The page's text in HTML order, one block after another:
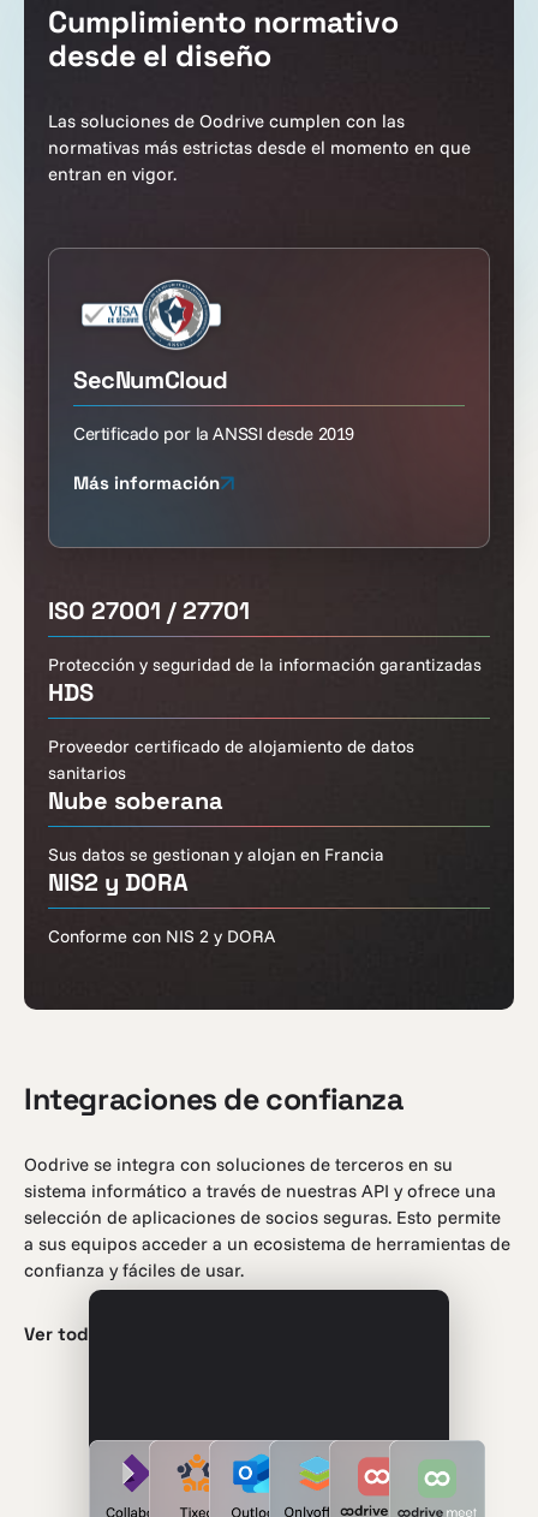
Cumplimiento normativo
desde el diseño
Las soluciones de Oodrive cumplen con las
normativas más estrictas desde el momento en que
entran en vigor.
ISO 27001 / 27701
Protección y seguridad de la información garantizadas
HDS
Proveedor certificado de alojamiento de datos
sanitarios
Nube soberana
Sus datos se gestionan y alojan en Francia
NIS2 y DORA
Conforme con NIS 2 y DORA
SecNumCloud
Certificado por la ANSSI desde 2019
Más información
Integraciones de confianza
Oodrive se integra con soluciones de terceros en su
sistema informático a través de nuestras API y ofrece una
selección de aplicaciones de socios seguras. Esto permite
a sus equipos acceder a un ecosistema de herramientas de
confianza y fáciles de usar.
Ver todas las integraciones